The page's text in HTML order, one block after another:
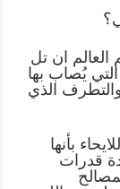
ان تل
يُصاب بها
الذي
بأنها
قدرات